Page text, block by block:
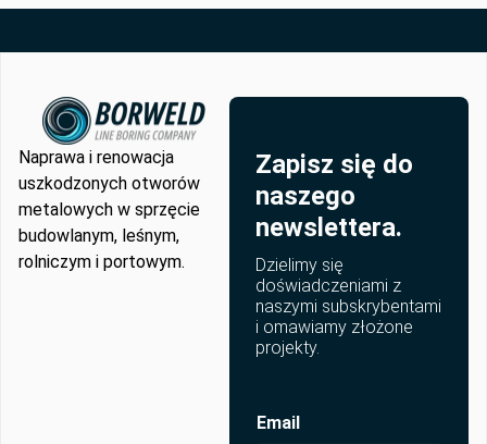
Naprawa i renowacja
uszkodzonych otworów
metalowych w sprzęcie
budowlanym, leśnym,
rolniczym i portowym.
Zapisz się do
naszego
newslettera.
Dzielimy się
doświadczeniami z
naszymi subskrybentami
i omawiamy złożone
projekty.
Email